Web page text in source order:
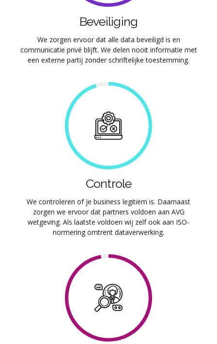
Beveiliging
We zorgen ervoor dat alle data beveiligd is en
communicatie privé blijft. We delen nooit informatie met
een externe partij zonder schriftelijke toestemming.
Controle
We controleren of je business legitiem is. Daarnaast
zorgen we ervoor dat partners voldoen aan AVG
wetgeving. Als laatste voldoen wij zelf ook aan ISO-
normering omtrent dataverwerking.